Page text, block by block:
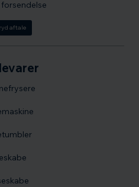
aftale